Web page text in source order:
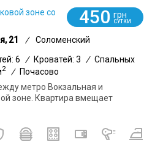
зоне со
450 грн
СУТКИ
21 /
Соломенский
6 / Кроватей: 3 / Спальных
2 /
Почасово
метро Вокзальная и
зоне. Квартира вмещает